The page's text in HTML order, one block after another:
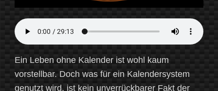
Ein Leben ohne Kalender ist wohl kaum
vorstellbar. Doch was für ein Kalendersystem
genutzt wird, ist kein unverrückbarer Fakt der